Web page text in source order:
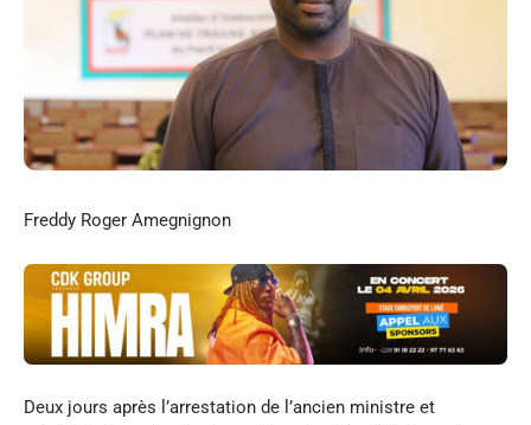
Freddy Roger Amegnignon
Deux jours après l’arrestation de l’ancien ministre et